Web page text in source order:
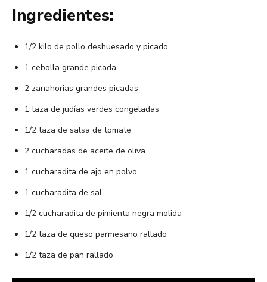
Ingredientes:
1/2 kilo de pollo deshuesado y picado
1 cebolla grande picada
2 zanahorias grandes picadas
1 taza de judías verdes congeladas
1/2 taza de salsa de tomate
2 cucharadas de aceite de oliva
1 cucharadita de ajo en polvo
1 cucharadita de sal
1/2 cucharadita de pimienta negra molida
1/2 taza de queso parmesano rallado
1/2 taza de pan rallado